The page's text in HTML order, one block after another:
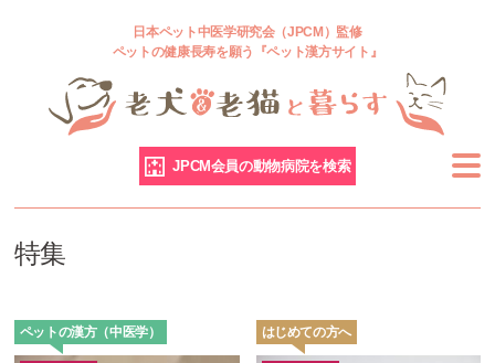
日本ペット中医学研究会（JPCM）監修
ペットの健康長寿を願う『ペット漢方サイト』
JPCM会員の動物病院を検索
特集
ペットの漢方（中医学） はじめての方へ